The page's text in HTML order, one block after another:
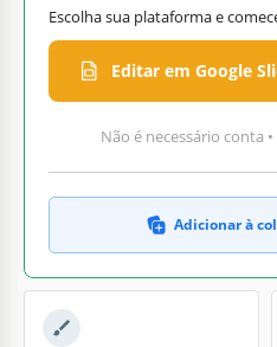
Escolha sua plataforma e
Editar em Google
Não é necessário conta
Adicionar à